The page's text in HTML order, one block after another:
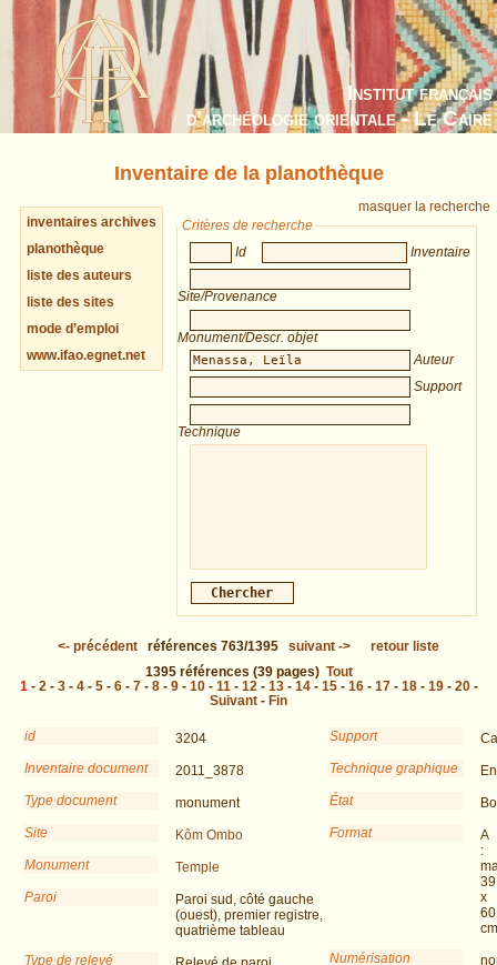
Institut français
d’archéologie orientale - Le Caire
Inventaire de la planothèque
inventaires archives
planothèque
liste des auteurs
liste des sites
mode d’emploi
www.ifao.egnet.net
masquer la recherche
Critères de recherche
Id
Inventaire
Site/Provenance
Monument/Descr. objet
Auteur
Support
Technique
<- précédent références 763/1395 suivant ->
retour liste
1395 références (39 pages) Tout
1 - 2 - 3- 4- 5- 6- 7- 8- 9- 10- 11 - 12 - 13- 14- 15- 16- 17- 18- 19- 20-
Suivant - Fin
id
3204
Inventaire document
2011_3878
Type document
monument
Site
Kôm Ombo
Monument
Temple
Paroi
Paroi sud, côté gauche
(ouest), premier registre,
quatrième tableau
Type de relevé
Support
Technique graphique
État
Format
A
:
39
x
60
cm
Numérisation